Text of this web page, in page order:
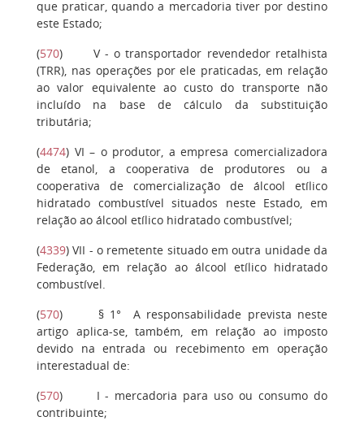
que praticar, quando a mercadoria tiver por destino
este Estado;
(570) V - o transportador revendedor retalhista
(TRR), nas operações por ele praticadas, em relação
ao valor equivalente ao custo do transporte não
incluído na base de cálculo da substituição
tributária;
(4474) VI – o produtor, a empresa comercializadora
de etanol, a cooperativa de produtores ou a
cooperativa de comercialização de álcool etílico
hidratado combustível situados neste Estado, em
relação ao álcool etílico hidratado combustível;
(4339)VII - o remetente situado em outra unidade da
Federação, em relação ao álcool etílico hidratado
combustível.
(570) § 1°
A responsabilidade prevista neste
artigo aplica-se, também, em relação ao imposto
devido na entrada ou recebimento em operação
interestadual de:
(570) I- mercadoria para uso ou consumo do
contribuinte;